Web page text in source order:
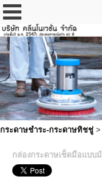
กระดาษชำระ-กระดาษทิชชู่ >
กล่องกระดาษเช็ดมือแบบ